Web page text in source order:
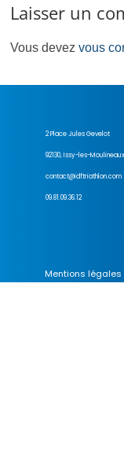
Laisser un
Vous devezvous
2 Place Jules Gevelot
92130, Issy-les-Moulineaux
contact@idftriathlon.com
09.81.09.36.12
Mentions légales